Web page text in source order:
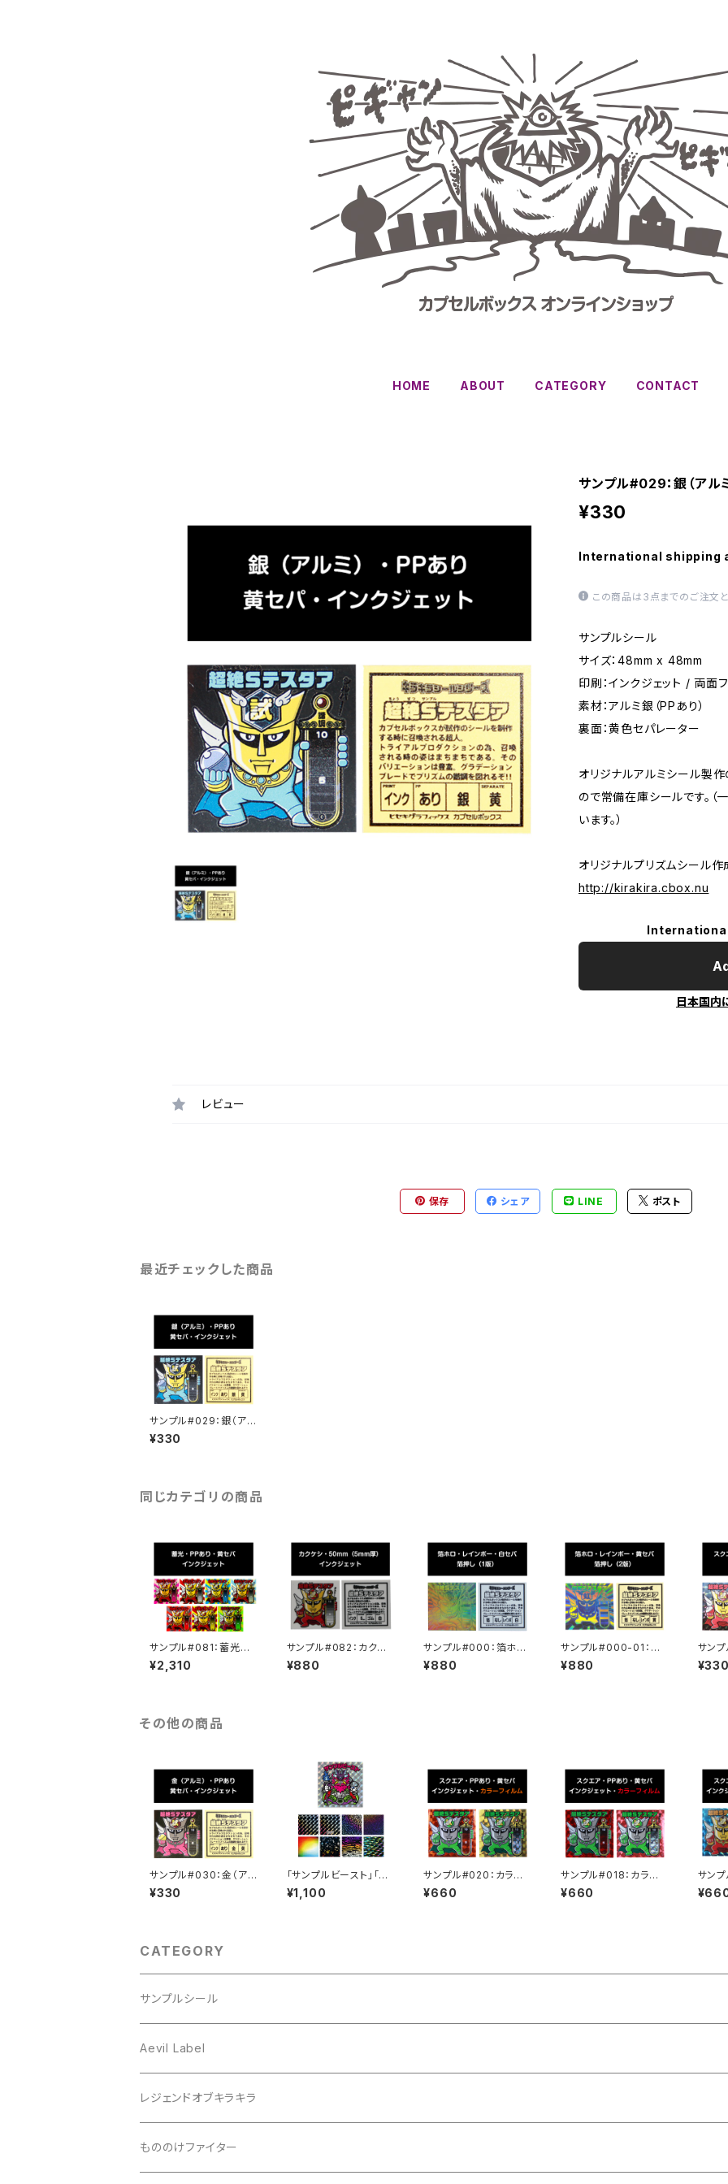
HOME ABOUT CATEGORY CONTACT
サンプル#029：銀（アル
¥330
International shipping
この商品は3点までのご注文
サンプルシール
サイズ：48mm x 48mm
印刷：インクジェット / 両面
素材：アルミ銀（PPあり）
裏面：黄色セパレーター
オリジナルアルミシール製
ので常備在庫シールです。
います。）
オリジナルプリズムシール作
http://kirakira.cbox.nu
日本国内
レビュー
保存 シェア LINE ポスト
最近チェックした商品
サンプル#029：銀（アル
ミ）/PP/インクジェット/
黄セパ
¥330
同じカテゴリの商品
サンプル#081：蓄光シ
ール/PP/インクジェッ
ト/黄セパ
¥2,310
サンプル#082：カクケ
シ/50mm（5mm厚）/イ
ンクジェット
¥880
サンプル#000：箔ホロ
（1版） / 白セパ
¥880
サンプル#000-01：箔
ホロ（2版） / 黄セパ
¥880
サン
ア/イ
パ
その他の商品
サンプル#030：金（アル
ミ）/PP/インクジェット/
黄セパ
¥330
「サンプルビースト」「プ
リズム無地サンプル」10
枚セット
¥1,100
サンプル#020：カラー
フィルム / インクジェッ
ト2枚セット
¥660
サンプル#018：カラーフ
ィルム / インクジェット2
枚セット
¥660
サン
フィ
ト2枚
CATEGORY
サンプルシール
プリズム
スクエア
ノイズ
レンチキュラー
箔ホロ
Aevil Label
レジェンドオブキラキラ
シール
もののけファイター